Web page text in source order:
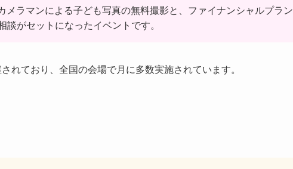
メラマンによる子ども写真の無料撮影と、ファイナンシャルプラン
がセットになったイベントです。
れており、全国の会場で月に多数実施されています。